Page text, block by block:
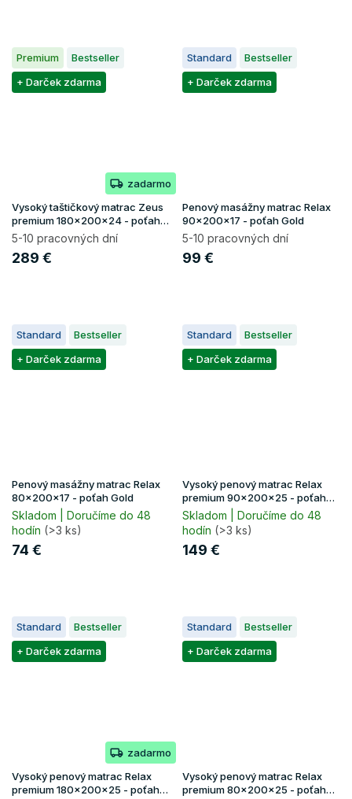
Premium
Bestseller
+ Darček zdarma
zadarmo
Vysoký taštičkový matrac Zeus
premium 180x200x24 - poťah
Aloe Vera
5-10 pracovných dní
289 €
Standard
Bestseller
+ Darček zdarma
Penový masážny matrac Relax
90x200x17 - poťah Gold
5-10 pracovných dní
99 €
Standard
Bestseller
+ Darček zdarma
Penový masážny matrac Relax
80x200x17 - poťah Gold
Skladom | Doručíme do 48
hodín (>3 ks)
74 €
Standard
Bestseller
+ Darček zdarma
Vysoký penový matrac Relax
premium 90x200x25 - poťah
Lavender
Skladom | Doručíme do 48
hodín (>3 ks)
149 €
Standard
Bestseller
+ Darček zdarma
zadarmo
Vysoký penový matrac Relax
premium 180x200x25 - poťah
Standard
Bestseller
+ Darček zdarma
Vysoký penový matrac Relax
premium 80x200x25 - poťah